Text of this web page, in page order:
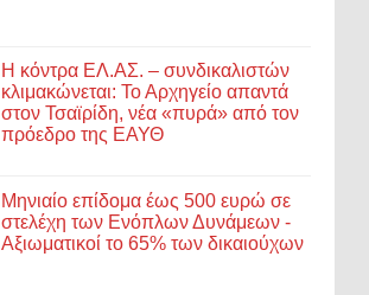
Η κόντρα ΕΛ.ΑΣ. – συνδικαλιστών
κλιμακώνεται: Το Αρχηγείο απαντά
στον Τσαϊρίδη, νέα «πυρά» από τον
πρόεδρο της ΕΑΥΘ
Μηνιαίο επίδομα έως 500 ευρώ σε
στελέχη των Ενόπλων Δυνάμεων -
Αξιωματικοί το 65% των δικαιούχων